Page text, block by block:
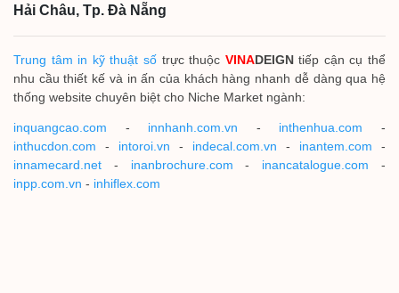
Hải Châu, Tp. Đà Nẵng
Trung tâm in kỹ thuật sốtrực thuộc VINADEIGNtiếp cận cụ thể
nhu cầu thiết kế và in ấn của khách hàng nhanh dễ dàng qua hệ
thống website chuyên biệt cho Niche Market ngành:
inquangcao.com - innhanh.com.vn - inthenhua.com -
inthucdon.com - intoroi.vn - indecal.com.vn - inantem.com -
innamecard.net - inanbrochure.com - inancatalogue.com -
inpp.com.vn - inhiflex.com